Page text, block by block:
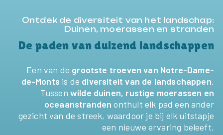
Ontdek de diversiteit van het landschap:
Duinen, moerassen en stranden
De paden van duizend landschappen
Een van de grootste troeven van Notre-Dame-
de-Monts is de diversiteit van de landschappen.
Tussen wilde duinen, rustige moerassen en
oceaanstranden onthult elk pad een ander
gezicht van de streek, waardoor je bij elk uitstapje
een nieuwe ervaring beleeft.